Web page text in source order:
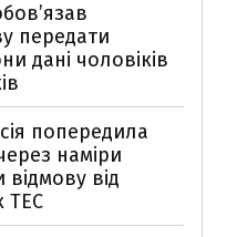
передати
дані чоловіків
попередила
наміри
відмову від
ТЕС